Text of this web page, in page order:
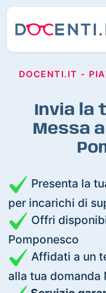
DOCENTI.IT -
Invia la
Messa
Presenta la
per incarichi di
Offri
Pomponesco
Affidati a un
alla tua domanda